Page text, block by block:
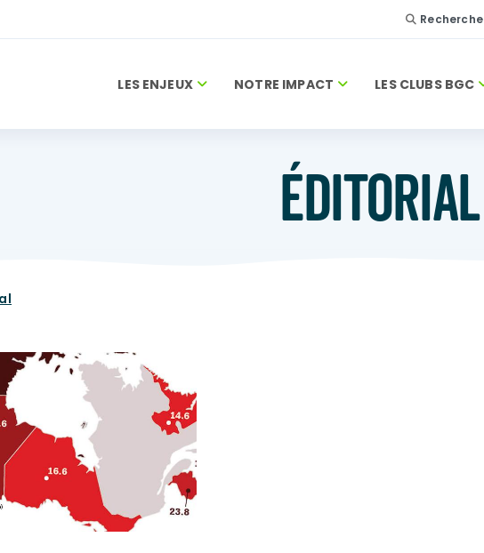
Recherche
LES ENJEUX NOTRE IMPACT LES CLUBS BGC
ÉDITORIAL